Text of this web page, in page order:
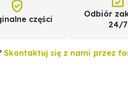
części
Odbiór
24/7
Skontaktuj się z nami przez